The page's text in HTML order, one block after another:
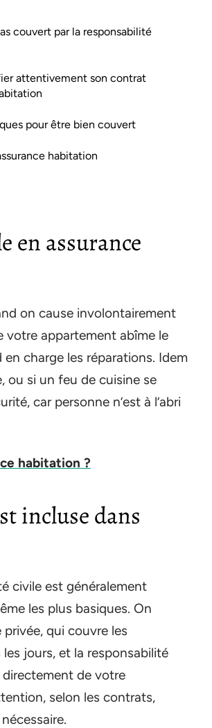
couvert par la responsabilité
attentivement son contrat
pour être bien couvert
habitation
en assurance
on cause involontairement
votre appartement abîme le
charge les réparations. Idem
ou si un feu de cuisine se
car personne n’est à l’abri
habitation ?
incluse dans
civile est généralement
les plus basiques. On
qui couvre les
jours, et la responsabilité
directement de votre
selon les contrats,